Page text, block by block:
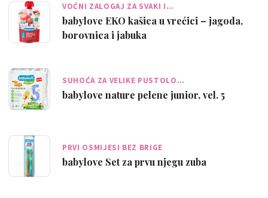
VOĆNI ZALOGAJ ZA SVAKI I…
babylove EKO kašica u vrećici – jagoda,
borovnica i jabuka
SUHOĆA ZA VELIKE PUSTOLO…
babylove nature pelene junior, vel. 5
PRVI OSMIJESI BEZ BRIGE
babylove Set za prvu njegu zuba